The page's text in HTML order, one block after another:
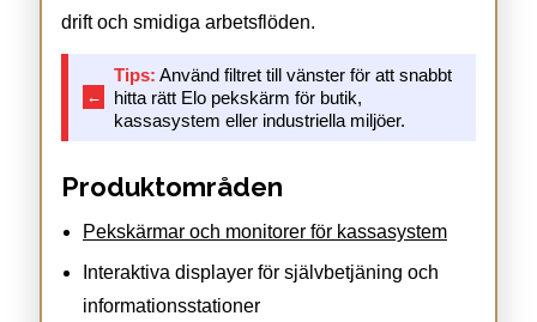
drift och smidiga arbetsflöden.
←
Tips: Använd filtret till vänster för att snabbt
hitta rätt Elo pekskärm för butik,
kassasystem eller industriella miljöer.
Produktområden
Pekskärmar och monitorer för kassasystem
Interaktiva displayer för självbetjäning och
informationsstationer